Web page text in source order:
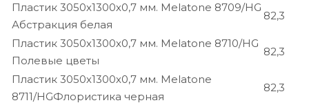
Пластик 3050х1300х0,7 мм. Melatone 8709/HG
Абстракция белая
82,3
Пластик 3050х1300х0,7 мм. Melatone 8710/HG
Полевые цветы
82,3
Пластик 3050х1300х0,7 мм. Melatone
8711/HGФлористика черная
82,3